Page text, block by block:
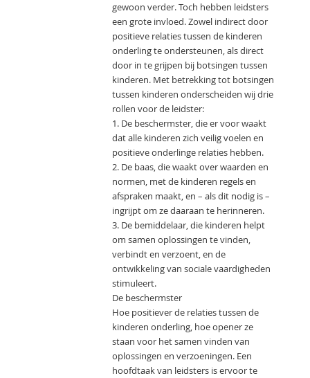
gewoon verder. Toch hebben leidsters
een grote invloed. Zowel indirect door
positieve relaties tussen de kinderen
onderling te ondersteunen, als direct
door in te grijpen bij botsingen tussen
kinderen. Met betrekking tot botsingen
tussen kinderen onderscheiden wij drie
rollen voor de leidster:
1. De beschermster, die er voor waakt
dat alle kinderen zich veilig voelen en
positieve onderlinge relaties hebben.
2. De baas, die waakt over waarden en
normen, met de kinderen regels en
afspraken maakt, en – als dit nodig is –
ingrijpt om ze daaraan te herinneren.
3. De bemiddelaar, die kinderen helpt
om samen oplossingen te vinden,
verbindt en verzoent, en de
ontwikkeling van sociale vaardigheden
stimuleert.
De beschermster
Hoe positiever de relaties tussen de
kinderen onderling, hoe opener ze
staan voor het samen vinden van
oplossingen en verzoeningen. Een
hoofdtaak van leidsters is ervoor te